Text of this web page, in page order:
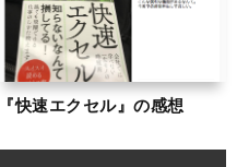
『快速エクセル』の感想